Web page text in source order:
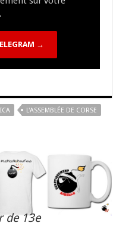
→
L'ASSEMBLÉE DE CORSE
de 13e